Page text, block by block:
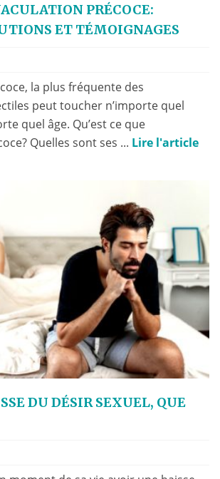
PRÉCOCE:
ET TÉMOIGNAGES
la plus fréquente des
peut toucher n’importe quel
quel âge. Qu’est ce que
Quelles sont ses ... Lire l'article
DU DÉSIR SEXUEL, QUE